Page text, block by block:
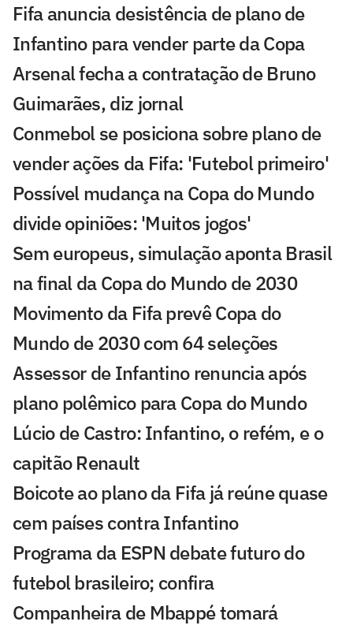
Fifa anuncia desistência de plano de
Infantino para vender parte da Copa
Arsenal fecha a contratação de Bruno
Guimarães, diz jornal
Conmebol se posiciona sobre plano de
vender ações da Fifa: 'Futebol primeiro'
Possível mudança na Copa do Mundo
divide opiniões: 'Muitos jogos'
Sem europeus, simulação aponta Brasil
na final da Copa do Mundo de 2030
Movimento da Fifa prevê Copa do
Mundo de 2030 com 64 seleções
Assessor de Infantino renuncia após
plano polêmico para Copa do Mundo
Lúcio de Castro: Infantino, o refém, e o
capitão Renault
Boicote ao plano da Fifa já reúne quase
cem países contra Infantino
Programa da ESPN debate futuro do
futebol brasileiro; confira
Companheira de Mbappé tomará